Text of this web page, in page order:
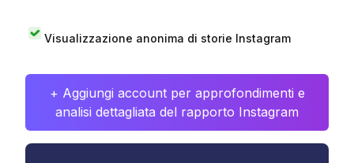
Visualizzazione anonima di storie Instagram
+ Aggiungi account per approfondimenti e
analisi dettagliata del rapporto Instagram